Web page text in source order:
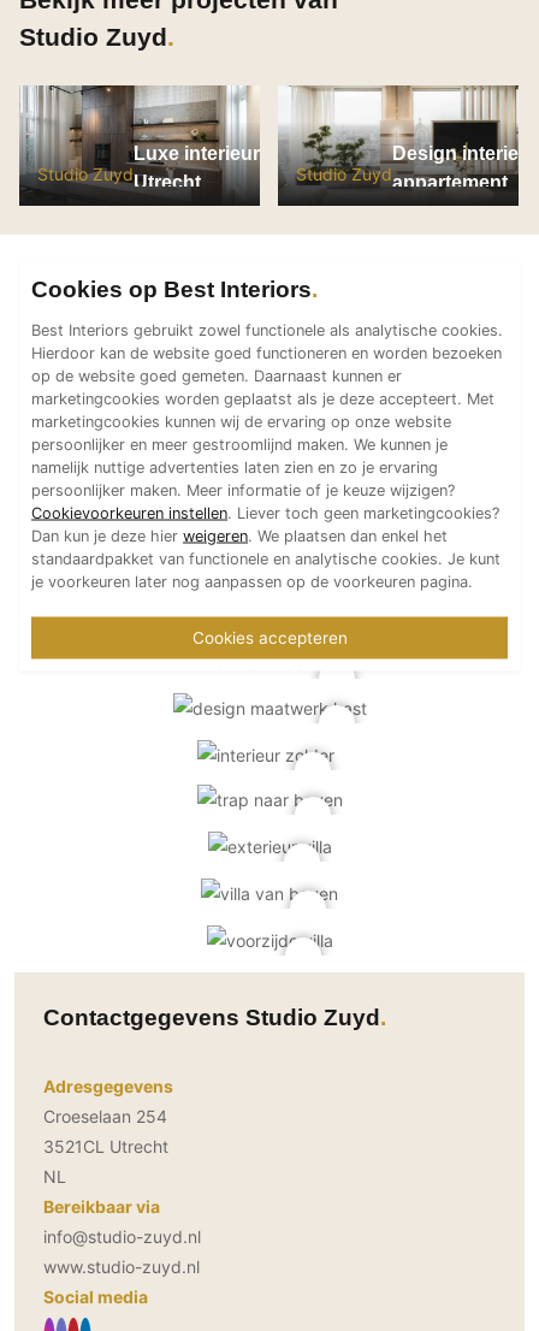
Technologie
Thuisbioscoop
Domotica
Mirror TV
Fitnessapparatuur
Wifi
Overig
Aannemers Interieur
Akoestiek
Binnenzwembaden
Wellness
Wijnkelder en wijnkasten
Studio Zuyd
Studio Zuyd
Luxe interieur woning
Utrecht
Studio Zuyd
Design interieur
appartement
Antwerpen
Contactgegevens Studio Zuyd
Adresgegevens
Croeselaan 254
3521CL Utrecht
NL
Bereikbaar via
info@studio-zuyd.nl
www.studio-zuyd.nl
Social media
Cookies op Best Interiors
Best Interiors gebruikt zowel functionele als analytische cookies.
Hierdoor kan de website goed functioneren en worden bezoeken
op de website goed gemeten. Daarnaast kunnen er
marketingcookies worden geplaatst als je deze accepteert. Met
marketingcookies kunnen wij de ervaring op onze website
persoonlijker en meer gestroomlijnd maken. We kunnen je
namelijk nuttige advertenties laten zien en zo je ervaring
persoonlijker maken. Meer informatie of je keuze wijzigen?
Cookievoorkeuren instellen. Liever toch geen marketingcookies?
Dan kun je deze hier weigeren. We plaatsen dan enkel het
standaardpakket van functionele en analytische cookies. Je kunt
je voorkeuren later nog aanpassen op de voorkeuren pagina.
Cookies accepteren